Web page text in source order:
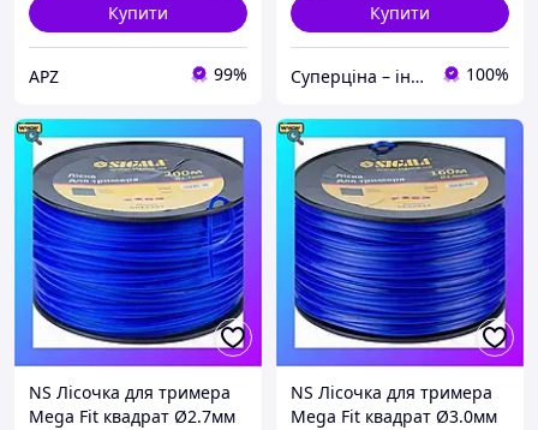
Купити
APZ 99%
Купити
Суперціна – інтернет-магазин: supertsena.com.ua 100%
NS Лісочка для тримера
Mega Fit квадрат Ø2.7мм
NS Лісочка для тримера
Mega Fit квадрат Ø3.0мм